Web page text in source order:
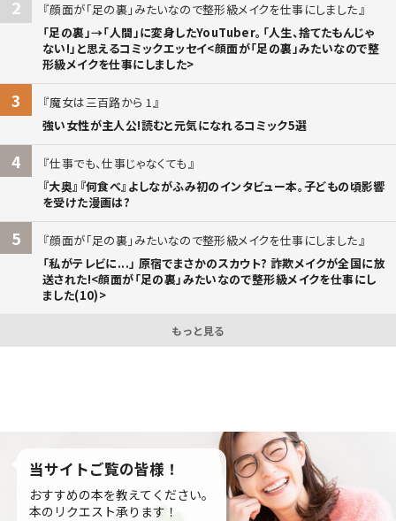
2
顔面が「足の裏」みたいなので整形級メイクを仕事にしました
「足の裏」→「人間」に変身したYouTuber。「人生、捨てたもんじゃ
ない!」と思えるコミックエッセイ<顔面が「足の裏」みたいなので整
形級メイクを仕事にしました>
3
魔女は三百路から 1
強い女性が主人公!読むと元気になれるコミック5選
4
仕事でも、仕事じゃなくても
『大奥』『何食べ』よしながふみ初のインタビュー本。子どもの頃影響
を受けた漫画は?
5
顔面が「足の裏」みたいなので整形級メイクを仕事にしました
「私がテレビに...」 原宿でまさかのスカウト? 詐欺メイクが全国に放
送された!<顔面が「足の裏」みたいなので整形級メイクを仕事にし
ました(10)>
もっと見る
当サイトご覧の皆様！
おすすめの本を教えてください。
本のリクエスト承ります！